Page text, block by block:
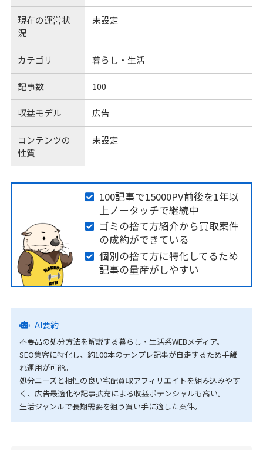
現在の運営状
況
未設定
カテゴリ 暮らし・生活
記事数 100
収益モデル 広告
コンテンツの
性質
未設定
100記事で15000PV前後を1年以
上ノータッチで継続中
ゴミの捨て方紹介から買取案件
の成約ができている
個別の捨て方に特化してるため
記事の量産がしやすい
AI要約
不要品の処分方法を解説する暮らし・生活系WEBメディア。
SEO集客に特化し、約100本のテンプレ記事が自走するため手離
れ運用が可能。
処分ニーズと相性の良い宅配買取アフィリエイトを組み込みやす
く、広告最適化や記事拡充による収益ポテンシャルも高い。
生活ジャンルで長期需要を狙う買い手に適した案件。